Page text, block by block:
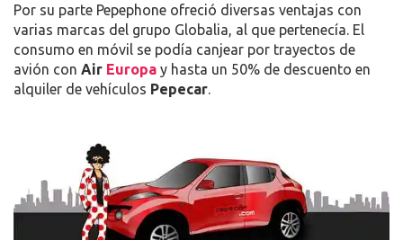
Por su parte Pepephone ofreció diversas ventajas con
varias marcas del grupo Globalia, al que pertenecía. El
consumo en móvil se podía canjear por trayectos de
avión con Air Europa y hasta un 50% de descuento en
alquiler de vehículos Pepecar.